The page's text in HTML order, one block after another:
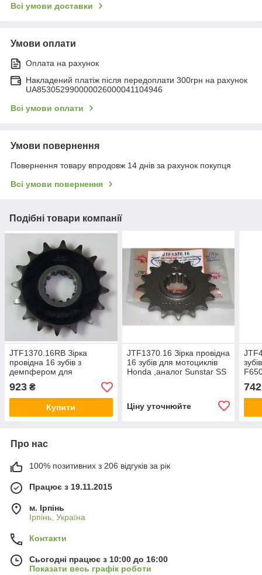
Всі умови доставки
Умови оплати
Оплата на рахунок
Накладений платіж після передоплати 300грн на рахунок
UA853052990000026000041104946
Всі умови оплати
Умови повернення
Повернення товару впродовж 14 днів за рахунок покупця
Всі умови повернення
Подібні товари компанії
JTF1370.16RB Зірка
провідна 16 зубів з
демпфером для
мотоциклів Honda ,аналог
Sunstar SS 41116
923 ₴
Купити
JTF1370.16 Зірка провідна
16 зубів для мотоциклів
Honda ,аналог Sunstar SS
Ціну уточнюйте
742
Про нас
100% позитивних з 206 відгуків за рік
Працює з 19.11.2015
м. Ірпінь
Ірпінь, Україна
Контакти
Сьогодні працює з 10:00 до 16:00
Показати весь графік роботи